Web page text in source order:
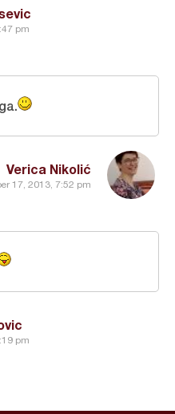
pm
Verica Nikolić
17, 2013, 7:52 pm
pm